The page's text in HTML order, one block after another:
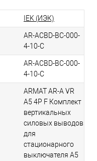
IEK (ИЭК)
AR-ACBD-BC-000-
4-10-C
AR-ACBD-BC-000-
4-10-C
ARMAT AR-A VR
A5 4P F Комплект
вертикальных
силовых выводов
для
стационарного
выключателя A5